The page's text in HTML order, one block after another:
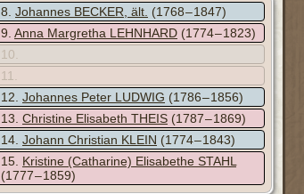
8 Johannes BECKER, ält. (1768 – 1847)
9 Anna Margretha LEHNHARD (1774 – 1823)
10
11
12 Johannes Peter LUDWIG (1786 – 1856)
13 Christine Elisabeth THEIS (1787 – 1869)
14 Johann Christian KLEIN (1774 – 1843)
15 Kristine (Catharine) Elisabethe STAHL
(1777 – 1859)